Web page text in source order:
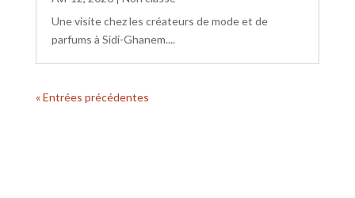
Une visite chez les créateurs de mode et de
parfums à Sidi-Ghanem....
« Entrées précédentes